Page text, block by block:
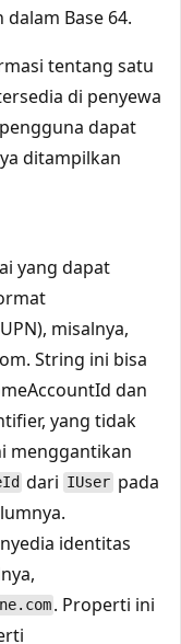
Base 64.
tentang satu
di penyewa
dapat
ditampilkan
yang dapat
misalnya,
String ini bisa
dan
yang tidak
menggantikan
dari IUser pada
identitas
. Properti ini